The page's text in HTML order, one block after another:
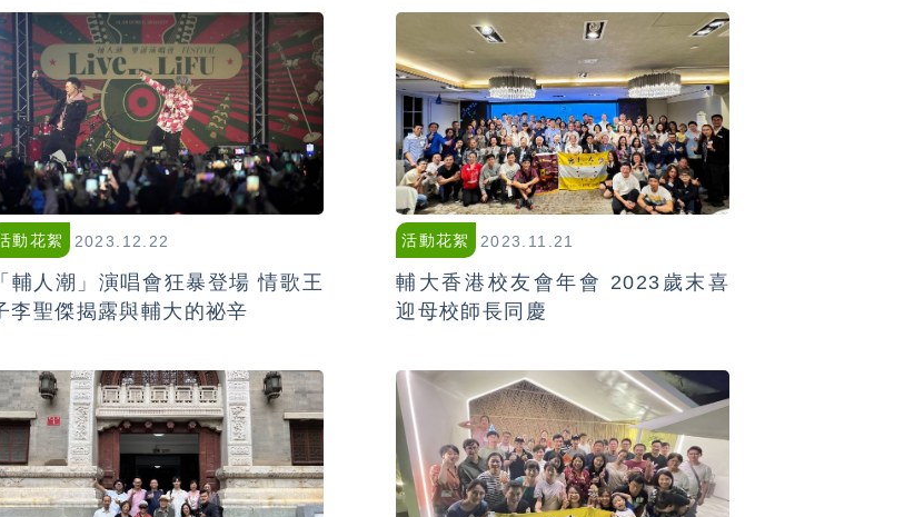
動花絮 2023.12.22
「輔人潮」演唱會狂暴登場 情歌王
李聖傑揭露與輔大的祕辛
活動花絮 2023.11.21
輔大香港校友會年會 2023歲末喜
迎母校師長同慶